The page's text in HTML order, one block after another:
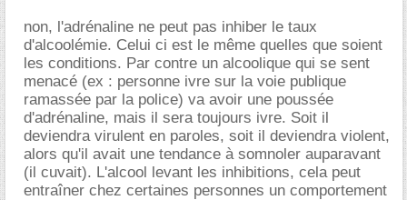
non, l'adrénaline ne peut pas inhiber le taux
d'alcoolémie. Celui ci est le même quelles que soient
les conditions. Par contre un alcoolique qui se sent
menacé (ex : personne ivre sur la voie publique
ramassée par la police) va avoir une poussée
d'adrénaline, mais il sera toujours ivre. Soit il
deviendra virulent en paroles, soit il deviendra violent,
alors qu'il avait une tendance à somnoler auparavant
(il cuvait). L'alcool levant les inhibitions, cela peut
entraîner chez certaines personnes un comportement